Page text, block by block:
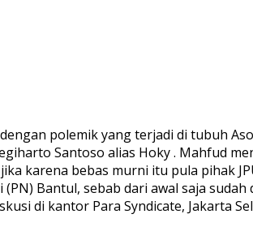
polemik yang terjadi di tubuh
Santoso alias Hoky . Mahfud
karena bebas murni itu pula pihak
Bantul, sebab dari awal saja
di kantor Para Syndicate, Jakarta